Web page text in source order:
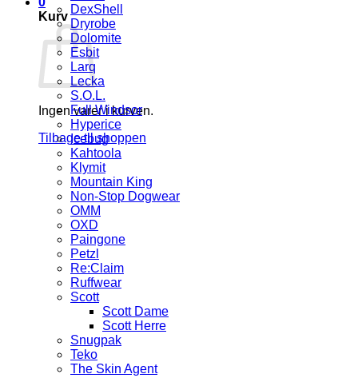
Kurv
Ingen varer i kurven.
Tilbage til shoppen
DexShell
Dryrobe
Dolomite
Esbit
Larq
Lecka
S.O.L.
Full Windsor
Hyperice
Icebug
Kahtoola
Klymit
Mountain King
Non-Stop Dogwear
OMM
OXD
Paingone
Petzl
Re:Claim
Ruffwear
Scott
Scott Dame
Scott Herre
Snugpak
Teko
The Skin Agent